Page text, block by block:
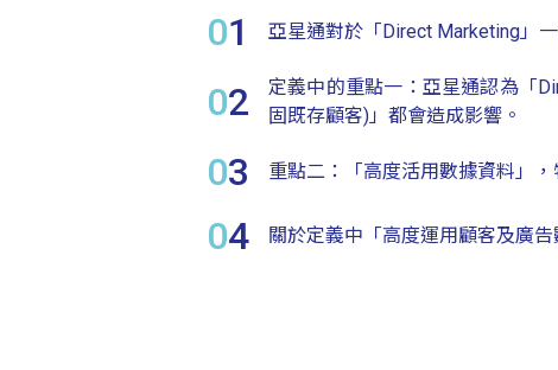
01 亞星通對於「Direct Marketing」
02
定義中的重點一：亞星通認為「
固既存顧客)」都會造成影響。
03 重點二：「高度活用數據資料」
04 關於定義中「高度運用顧客及廣